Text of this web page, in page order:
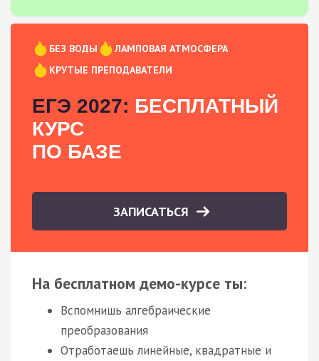
БЕЗ ВОДЫ
ЛАМПОВАЯ АТМОСФЕРА
КРУТЫЕ ПРЕПОДАВАТЕЛИ
ЕГЭ 2027: БЕСПЛАТНЫЙ
КУРС
ПО БАЗЕ
ЗАПИСАТЬСЯ
На бесплатном демо-курсе ты:
Вспомнишь алгебраические
преобразования
Отработаешь линейные, квадратные и